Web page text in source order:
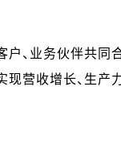
户、业务伙伴共
营收增长、生产